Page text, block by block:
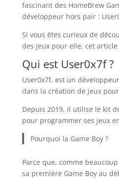
fascinant des HomeBrew
développeur hors pair :
Si vous êtes curieux de
des jeux pour elle, cet
Qui est User0x7f ?
User0x7f, est un
dans la création de jeux
Depuis 2019, il utilise le kit
pour programmer ses jeux
Pourquoi la Game Boy ?
Parce que, comme
sa première Game Boy au